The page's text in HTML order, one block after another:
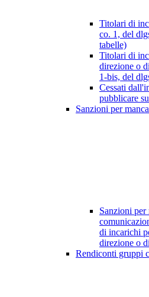
Titolari di
co. 1, del
tabelle)
Titolari di
direzione o
1-bis, del
Cessati
pubblicare
Sanzioni per
Sanzioni per
di incarichi
direzione o
Rendiconti gruppi